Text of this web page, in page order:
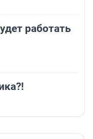
работать